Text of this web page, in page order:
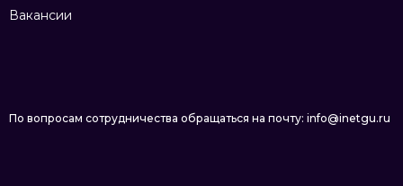
Вакансии
По вопросам сотрудничества обращаться на почту: info@inetgu.ru